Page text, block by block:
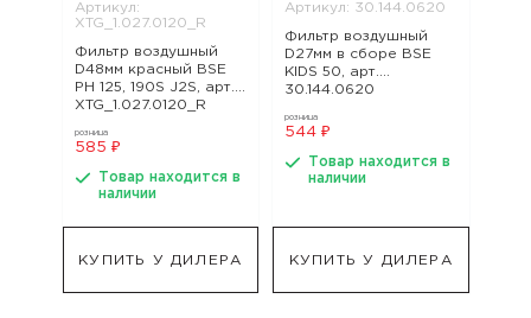
Артикул:
XTG_1.027.0120_R
Фильтр воздушный
D48мм красный BSE
PH 125, 190S J2S, арт.
XTG_1.027.0120_R
розница
585 ₽
Товар находится в
наличии
КУПИТЬ У ДИЛЕРА
Артикул: 30.144.0620
Фильтр воздушный
D27мм в сборе BSE
KIDS 50, арт.
30.144.0620
розница
544 ₽
Товар находится в
наличии
КУПИТЬ У ДИЛЕРА